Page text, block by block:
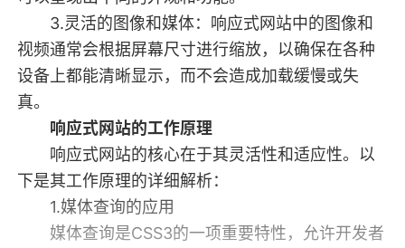
3.灵活的图像和媒体：响应式网站中的图像和
视频通常会根据屏幕尺寸进行缩放，以确保在各种
设备上都能清晰显示，而不会造成加载缓慢或失
真。
响应式网站的工作原理
响应式网站的核心在于其灵活性和适应性。以
下是其工作原理的详细解析：
1.媒体查询的应用
媒体查询是CSS3的一项重要特性，允许开发者